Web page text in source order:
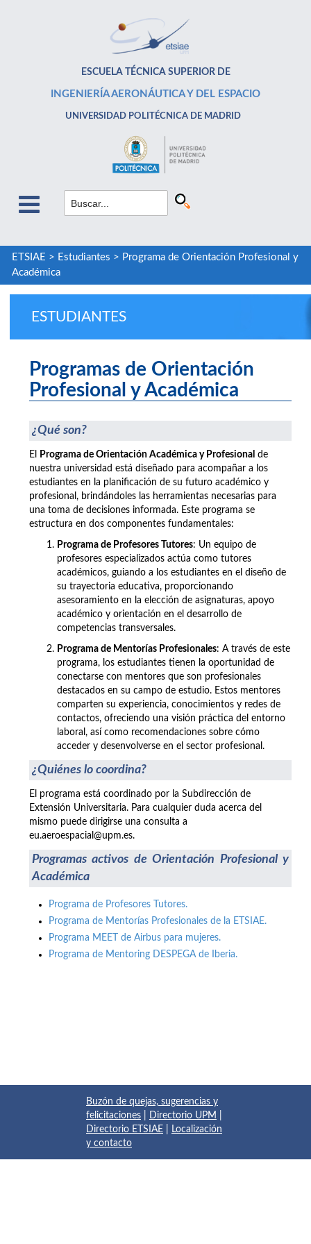
ESCUELA TÉCNICA SUPERIOR DE
INGENIERÍA AERONÁUTICA Y DEL ESPACIO
UNIVERSIDAD POLITÉCNICA DE MADRID
ETSIAE > Estudiantes > Programa de Orientación Profesional y
Académica
ESTUDIANTES
Programas de Orientación
Profesional y Académica
¿Qué son?
El Programa de Orientación Académica y Profesional de
nuestra universidad está diseñado para acompañar a los
estudiantes en la planificación de su futuro académico y
profesional, brindándoles las herramientas necesarias para
una toma de decisiones informada. Este programa se
estructura en dos componentes fundamentales:
Programa de Profesores Tutores: Un equipo de
profesores especializados actúa como tutores
académicos, guiando a los estudiantes en el diseño de
su trayectoria educativa, proporcionando
asesoramiento en la elección de asignaturas, apoyo
académico y orientación en el desarrollo de
competencias transversales.
Programa de Mentorías Profesionales: A través de este
programa, los estudiantes tienen la oportunidad de
conectarse con mentores que son profesionales
destacados en su campo de estudio. Estos mentores
comparten su experiencia, conocimientos y redes de
contactos, ofreciendo una visión práctica del entorno
laboral, así como recomendaciones sobre cómo
acceder y desenvolverse en el sector profesional.
¿Quiénes lo coordina?
El programa está coordinado por la Subdirección de
Extensión Universitaria. Para cualquier duda acerca del
mismo puede dirigirse una consulta a
eu.aeroespacial@upm.es.
Programas activos de Orientación Profesional y
Académica
Programa de Profesores Tutores.
Programa de Mentorías Profesionales de la ETSIAE.
Programa MEET de Airbus para mujeres.
Programa de Mentoring DESPEGA de Iberia.
Buzón de quejas, sugerencias y
felicitaciones
Directorio UPM
Directorio ETSIAE
Localización
y contacto